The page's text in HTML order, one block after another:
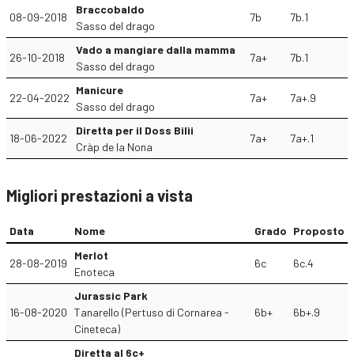
08-09-2018
Braccobaldo
Sasso del drago
7b 7b.1
26-10-2018
Vado a mangiare dalla mamma
Sasso del drago
7a+ 7b.1
22-04-2022
Manicure
Sasso del drago
7a+ 7a+.9
18-06-2022
Diretta per il Doss Bilìi
Cràp de la Nona
7a+ 7a+.1
Migliori prestazioni a vista
Data Nome Grado Proposto
28-08-2019
Merlot
Enoteca
6c 6c.4
16-08-2020
Jurassic Park
Tanarello (Pertuso di Cornarea -
Cineteca)
6b+ 6b+.9
Diretta al 6c+